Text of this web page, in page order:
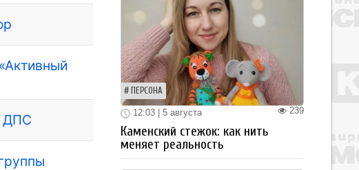
ДПС
ПЕРСОНА
239
12:03 | 5 августа
Каменский стежок: как нить
меняет реальность